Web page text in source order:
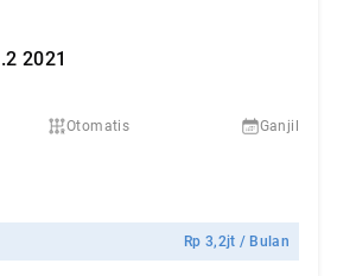
2021
Otomatis Ganjil
Rp3,2jt / Bulan